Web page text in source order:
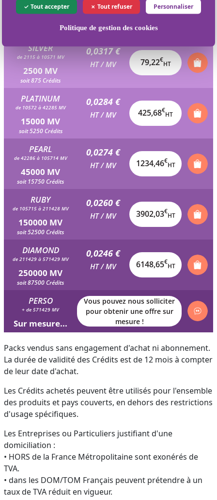
Tout accepter Tout refuser Personnaliser
Politique de gestion des cookies
de 1058 à 2114 MV
soit 525 Crédits
HT / MV 49,66€
HT
SILVER
de 2115 à 10571 MV
2500 MV
soit 875 Crédits
0,0317 €
HT / MV 79,22€
HT
PLATINUM
de 10572 à 42285 MV
15000 MV
soit 5250 Crédits
0,0284 €
HT / MV 425,68€
HT
PEARL
de 42286 à 105714 MV
45000 MV
soit 15750 Crédits
0,0274 €
HT / MV 1234,46€
HT
RUBY
de 105715 à 211428 MV
150000 MV
soit 52500 Crédits
0,0260 €
HT / MV 3902,03€
HT
DIAMOND
de 211429 à 571429 MV
250000 MV
soit 87500 Crédits
0,0246 €
HT / MV 6148,65€
HT
PERSO
+ de 571429 MV
Sur mesure...
Vous pouvez nous solliciter
pour obtenir une offre sur
mesure !
Packs vendus sans engagement d'achat ni abonnement.
La durée de validité des Crédits est de 12 mois à compter
de leur date d'achat.
Les Crédits achetés peuvent être utilisés pour l'ensemble
des produits et pays couverts, en dehors des restrictions
d'usage spécifiques.
Les Entreprises ou Particuliers justifiant d'une
domiciliation :
• HORS de la France Métropolitaine sont exonérés de
TVA.
• dans les DOM/TOM Français peuvent prétendre à un
taux de TVA réduit en vigueur.